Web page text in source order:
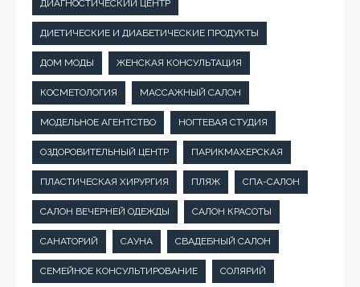
ДИАГНОСТИЧЕСКИЙ ЦЕНТР
ДИЕТИЧЕСКИЕ И ДИАБЕТИЧЕСКИЕ ПРОДУКТЫ
ДОМ МОДЫ ЖЕНСКАЯ КОНСУЛЬТАЦИЯ
КОСМЕТОЛОГИЯ МАССАЖНЫЙ САЛОН
МОДЕЛЬНОЕ АГЕНТСТВО НОГТЕВАЯ СТУДИЯ
ОЗДОРОВИТЕЛЬНЫЙ ЦЕНТР ПАРИКМАХЕРСКАЯ
ПЛАСТИЧЕСКАЯ ХИРУРГИЯ ПЛЯЖ СПА-САЛОН
САЛОН ВЕЧЕРНЕЙ ОДЕЖДЫ САЛОН КРАСОТЫ
САНАТОРИЙ САУНА СВАДЕБНЫЙ САЛОН
СЕМЕЙНОЕ КОНСУЛЬТИРОВАНИЕ СОЛЯРИЙ